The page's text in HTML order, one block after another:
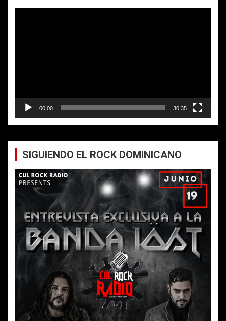
00:00 30:35
SIGUIENDO EL ROCK DOMINICANO